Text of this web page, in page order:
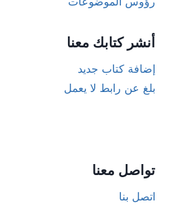
أنشر كتابك معنا
إضافة كتاب جديد
بلغ عن رابط لا يعمل
تواصل معنا
اتصل بنا